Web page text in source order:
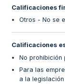
Calificaciones
Otros - No se
Calificaciones
No
Para las
a la